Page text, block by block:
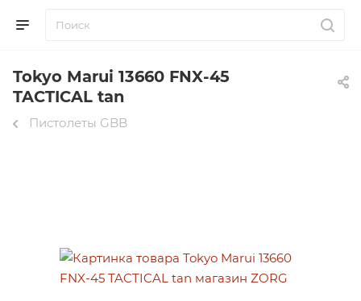
Tokyo Marui 13660 FNX-45
TACTICAL tan
Пистолеты GBB